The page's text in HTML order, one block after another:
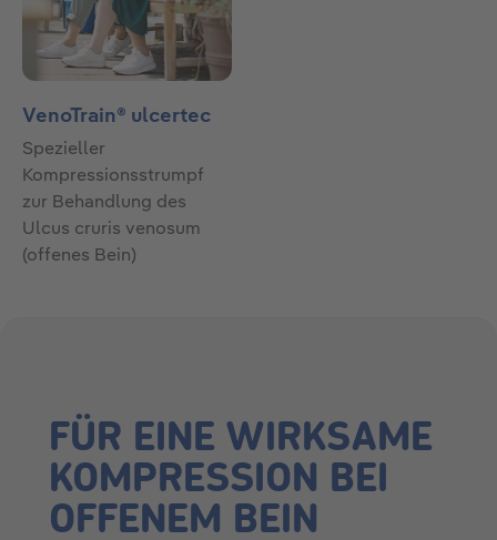
VenoTrain® ulcertec
Spezieller
Kompressionsstrumpf
zur Behandlung des
Ulcus cruris venosum
(offenes Bein)
FÜR EINE WIRKSAME
KOMPRESSION BEI
OFFENEM BEIN